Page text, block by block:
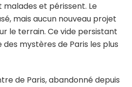
et périssent. Le
mais aucun nouveau projet
le terrain. Ce vide persistant
des mystères de Paris les plus
de Paris, abandonné depuis